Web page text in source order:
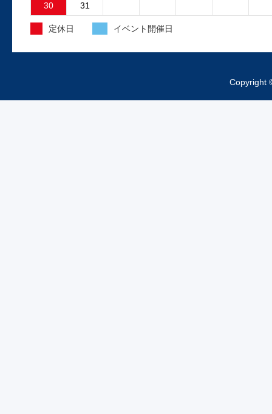
外装工事中のお知らせ
昨日より、工場の外装工事が始まっており
30 31
定休日 イベント開催日
Copyright